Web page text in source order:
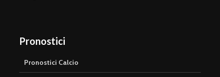
Pronostici
Pronostici Calcio